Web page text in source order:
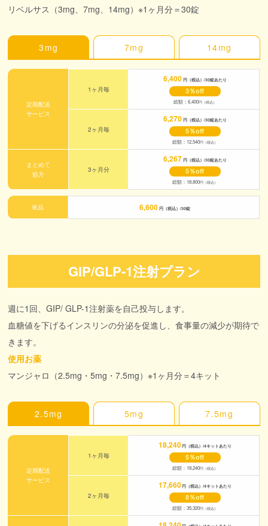
リベルサス（3mg、7mg、14mg）※1ヶ月分＝30錠
3mg 7mg 14mg
定期配送
サービス
1ヶ月毎
6,400 円（税込）/30錠あたり
3％off
総額：6,400円（税込）
2ヶ月毎
6,270 円（税込）/30錠あたり
5％off
総額：12,540円（税込）
まとめて
処方
3ヶ月分
6,267 円（税込）/30錠あたり
5％off
総額：18,800円（税込）
単品 6,600 円（税込）/30錠
GIP/GLP-1注射プラン
週に1回、GIP/ GLP-1注射薬を自己投与します。
血糖値を下げるインスリンの分泌を促進し、食事量の減少が期待で
きます。
使用お薬
マンジャロ（2.5mg・5mg・7.5mg）※1ヶ月分＝4キット
2.5mg 5mg 7.5mg
定期配送
サービス
1ヶ月毎
18,240円（税込）/4キットあたり
5％off
総額：18,240円（税込）
2ヶ月毎
17,660円（税込）/4キットあたり
8％off
総額：35,320円（税込）